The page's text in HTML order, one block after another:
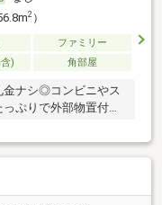
2）
ファミリー
) 角部屋
ナシ◎コンビニやス
ぷりで外部物置付き